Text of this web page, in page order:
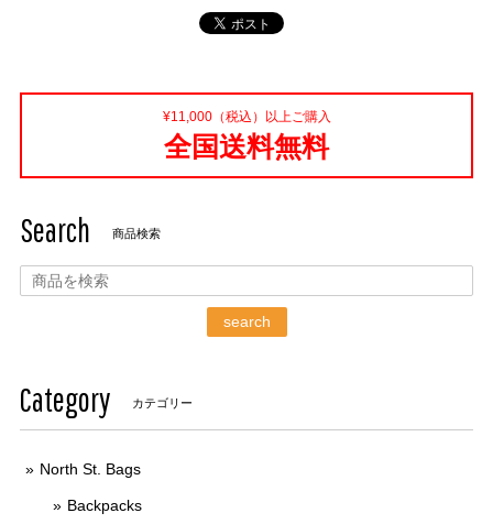
¥11,000（税込）以上ご購入
全国送料無料
Search 商品検索
search
Category カテゴリー
North St. Bags
Backpacks